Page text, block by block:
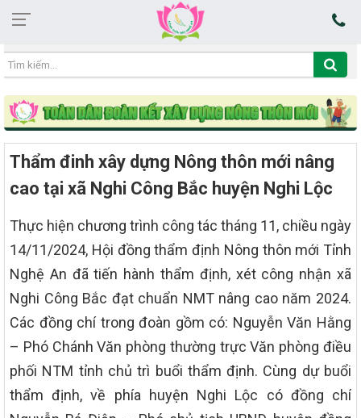
04:22:59 10/08/2026
Thẩm đinh xây dựng Nông thôn mới nâng
cao tại xã Nghi Công Bắc huyện Nghi Lộc
Thực hiện chương trình công tác tháng 11, chiều ngày
14/11/2024, Hội đồng thẩm định Nông thôn mới Tỉnh
Nghệ An đã tiến hành thẩm định, xét công nhận xã
Nghi Công Bắc đạt chuẩn NMT nâng cao năm 2024.
Các đồng chí trong đoàn gồm có: Nguyễn Văn Hằng
– Phó Chánh Văn phòng thường trực Văn phòng điều
phối NTM tỉnh chủ trì buổi thẩm định. Cùng dự buổi
thẩm định, về phía huyện Nghi Lộc có đồng chí